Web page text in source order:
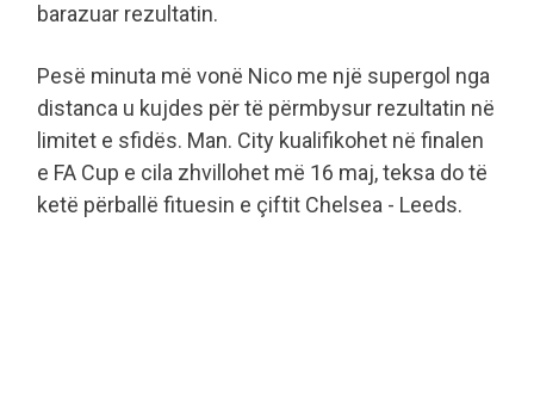
barazuar rezultatin.
Pesë minuta më vonë Nico me një supergol nga
distanca u kujdes për të përmbysur rezultatin në
limitet e sfidës. Man. City kualifikohet në finalen
e FA Cup e cila zhvillohet më 16 maj, teksa do të
ketë përballë fituesin e çiftit Chelsea - Leeds.